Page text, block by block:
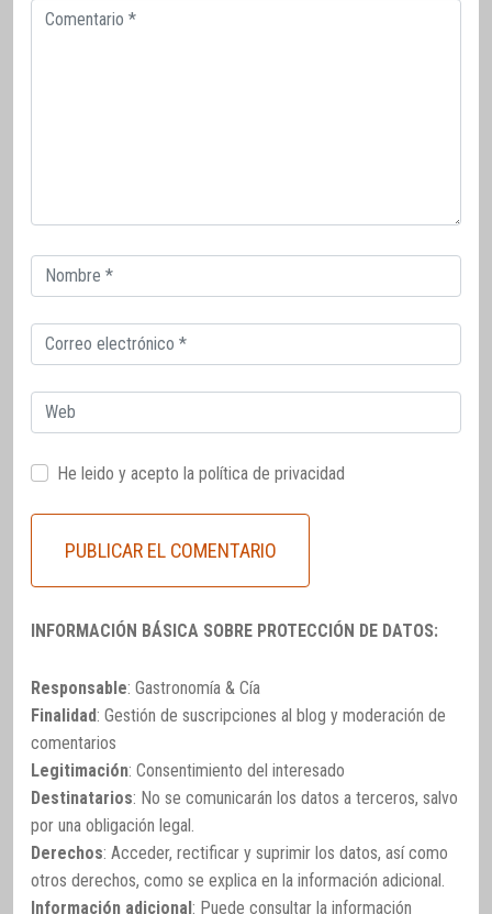
Comentario
Correo
electrónico
Correo
electrónico
Web
He leido y acepto la política de privacidad
INFORMACIÓN BÁSICA SOBRE PROTECCIÓN DE DATOS:
Responsable: Gastronomía & Cía
Finalidad: Gestión de suscripciones al blog y moderación de
comentarios
Legitimación: Consentimiento del interesado
Destinatarios: No se comunicarán los datos a terceros, salvo
por una obligación legal.
Derechos: Acceder, rectificar y suprimir los datos, así como
otros derechos, como se explica en la información adicional.
Información adicional : Puede consultar la información